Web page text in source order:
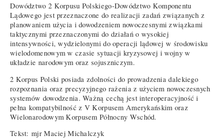
Dowództwo 2 Korpusu Polskiego-Dowództwo Komponentu
Lądowego jest przeznaczone do realizacji zadań związanych z
planowaniem użycia i dowodzeniem nowoczesnymi związkami
taktycznymi przeznaczonymi do działań o wysokiej
intensywności, wydzielonymi do operacji lądowej w środowisku
wielodomenowym w czasie sytuacji kryzysowej i wojny w
układzie narodowym oraz sojuszniczym.
2 Korpus Polski posiada zdolności do prowadzenia dalekiego
rozpoznania oraz precyzyjnego rażenia z użyciem nowoczesnych
systemów dowodzenia. Ważną cechą jest interoperacyjność i
pełna kompatybilność z V Korpusem Amerykańskim oraz
Wielonarodowym Korpusem Północny Wschód.
Tekst:mjr Maciej Michalczyk